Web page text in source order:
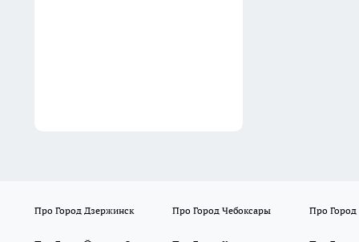
Про Город Дзержинск Про Город Чебоксары Про Город